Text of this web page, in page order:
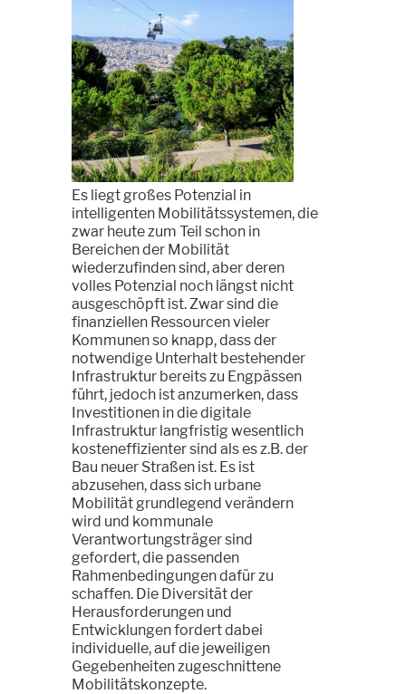
Es liegt großes Potenzial in
intelligenten Mobilitätssystemen, die
zwar heute zum Teil schon in
Bereichen der Mobilität
wiederzufinden sind, aber deren
volles Potenzial noch längst nicht
ausgeschöpft ist. Zwar sind die
finanziellen Ressourcen vieler
Kommunen so knapp, dass der
notwendige Unterhalt bestehender
Infrastruktur bereits zu Engpässen
führt, jedoch ist anzumerken, dass
Investitionen in die digitale
Infrastruktur langfristig wesentlich
kosteneffizienter sind als es z.B. der
Bau neuer Straßen ist. Es ist
abzusehen, dass sich urbane
Mobilität grundlegend verändern
wird und kommunale
Verantwortungsträger sind
gefordert, die passenden
Rahmenbedingungen dafür zu
schaffen. Die Diversität der
Herausforderungen und
Entwicklungen fordert dabei
individuelle, auf die jeweiligen
Gegebenheiten zugeschnittene
Mobilitätskonzepte.